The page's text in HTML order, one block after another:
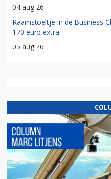
04 aug 26
Raamstoeltje in de Business
170 euro extra
05 aug 26